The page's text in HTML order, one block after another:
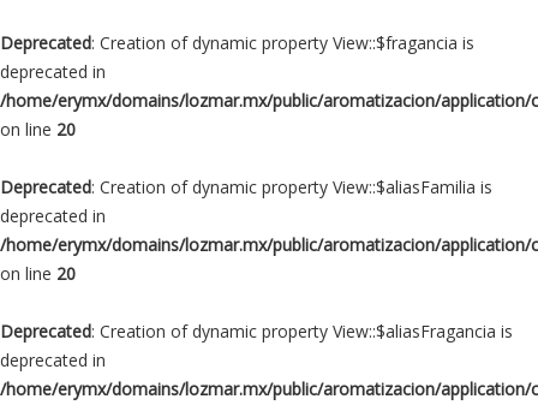
Deprecated: Creation of dynamic property View::$fragancia is
deprecated in
/home/erymx/domains/lozmar.mx/public/aromatizacion/application/
on line 20
Deprecated: Creation of dynamic property View::$aliasFamilia is
deprecated in
/home/erymx/domains/lozmar.mx/public/aromatizacion/application/
on line 20
Deprecated: Creation of dynamic property View::$aliasFragancia is
deprecated in
/home/erymx/domains/lozmar.mx/public/aromatizacion/application/